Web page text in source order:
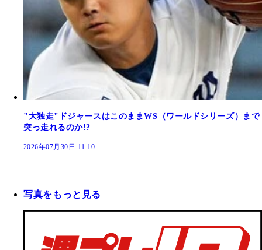
"大独走"ドジャースはこのままWS（ワールドシリーズ）まで
突っ走れるのか!?
2026年07月30日 11:10
写真をもっと見る